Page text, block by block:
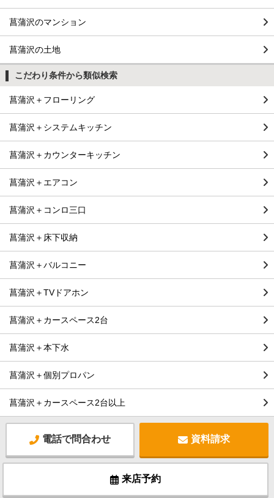
菖蒲沢のマンション
菖蒲沢の土地
こだわり条件から類似検索
菖蒲沢＋フローリング
菖蒲沢＋システムキッチン
菖蒲沢＋カウンターキッチン
菖蒲沢＋エアコン
菖蒲沢＋コンロ三口
菖蒲沢＋床下収納
菖蒲沢＋バルコニー
菖蒲沢＋TVドアホン
菖蒲沢＋カースペース2台
菖蒲沢＋本下水
菖蒲沢＋個別プロパン
菖蒲沢＋カースペース2台以上
電話で問合わせ 資料請求
来店予約